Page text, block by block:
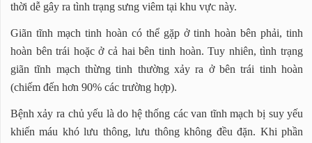
thời dễ gây ra tình trạng sưng viêm tại khu vực này.
Giãn tĩnh mạch tinh hoàn có thể gặp ở tinh hoàn bên phải, tinh
hoàn bên trái hoặc ở cả hai bên tinh hoàn. Tuy nhiên, tình trạng
giãn tĩnh mạch thừng tinh thường xảy ra ở bên trái tinh hoàn
(chiếm đến hơn 90% các trường hợp).
Bệnh xảy ra chủ yếu là do hệ thống các van tĩnh mạch bị suy yếu
khiến máu khó lưu thông, lưu thông không đều đặn. Khi phần